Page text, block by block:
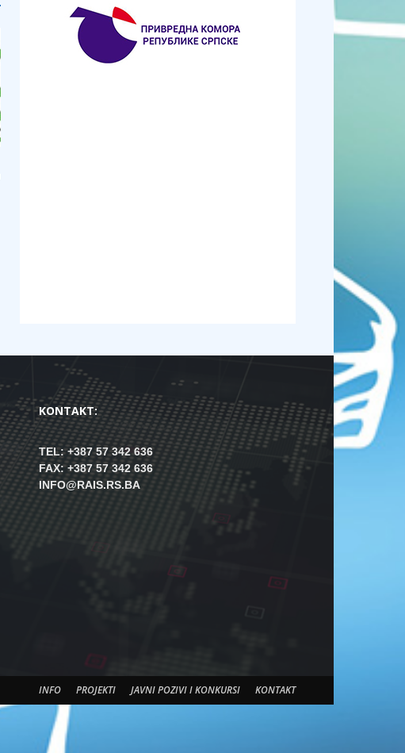
KONTAKT:
TEL: +387 57 342 636
FAX: +387 57 342 636
INFO@RAIS.RS.BA
INFO PROJEKTI JAVNI POZIVI I KONKURSI KONTAKT